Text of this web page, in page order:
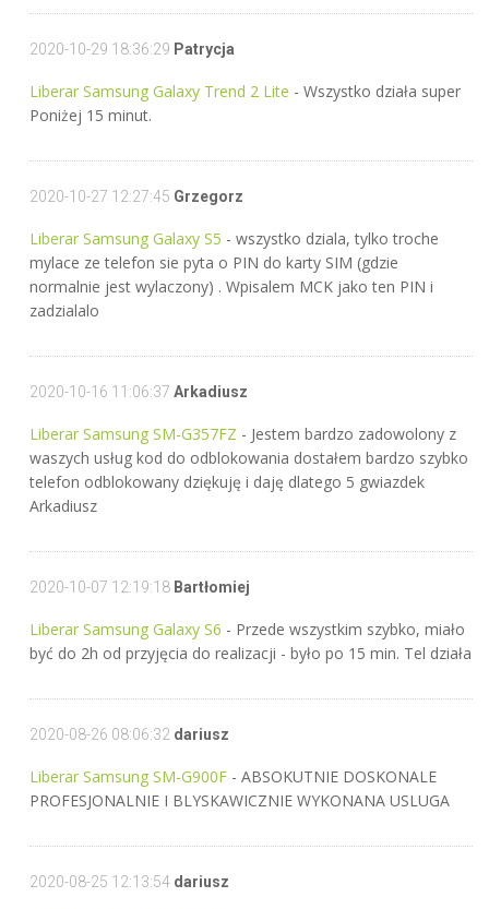
2020-10-29 18:36:29 Patrycja
Liberar Samsung Galaxy Trend 2 Lite - Wszystko działa super
Poniżej 15 minut.
2020-10-27 12:27:45 Grzegorz
Liberar Samsung Galaxy S5 - wszystko dziala, tylko troche
mylace ze telefon sie pyta o PIN do karty SIM (gdzie
normalnie jest wylaczony) . Wpisalem MCK jako ten PIN i
zadzialalo
2020-10-16 11:06:37 Arkadiusz
Liberar Samsung SM-G357FZ - Jestem bardzo zadowolony z
waszych usług kod do odblokowania dostałem bardzo szybko
telefon odblokowany dziękuję i daję dlatego 5 gwiazdek
Arkadiusz
2020-10-07 12:19:18 Bartłomiej
Liberar Samsung Galaxy S6 - Przede wszystkim szybko, miało
być do 2h od przyjęcia do realizacji - było po 15 min. Tel działa
2020-08-26 08:06:32 dariusz
Liberar Samsung SM-G900F - ABSOKUTNIE DOSKONALE
PROFESJONALNIE I BLYSKAWICZNIE WYKONANA USLUGA
2020-08-25 12:13:54 dariusz